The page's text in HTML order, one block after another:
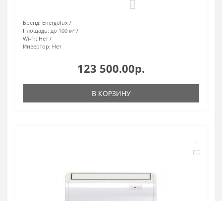
Бренд: Energolux
Площадь: до 100 м²
Wi-Fi: Нет
Инвертор: Нет
123 500.00р.
В КОРЗИНУ